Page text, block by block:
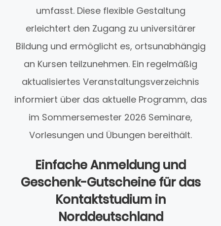
umfasst. Diese flexible Gestaltung
erleichtert den Zugang zu universitärer
Bildung und ermöglicht es, ortsunabhängig
an Kursen teilzunehmen. Ein regelmäßig
aktualisiertes Veranstaltungsverzeichnis
informiert über das aktuelle Programm, das
im Sommersemester 2026 Seminare,
Vorlesungen und Übungen bereithält.
Einfache Anmeldung und
Geschenk-Gutscheine für das
Kontaktstudium in
Norddeutschland